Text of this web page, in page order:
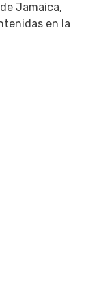
Jamaica,
en la